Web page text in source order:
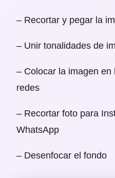
– Recortar y pegar la
– Unir tonalidades de
– Colocar la imagen en
redes
– Recortar foto para
WhatsApp
– Desenfocar el fondo